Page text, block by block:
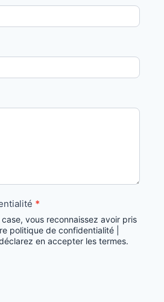
*
vous reconnaissez avoir pris
politique de confidentialité |
en accepter les termes.